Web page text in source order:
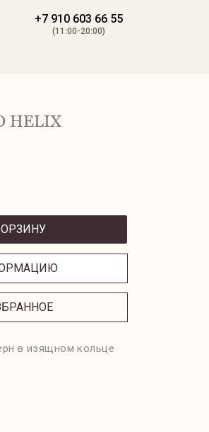
+7 910 603 66 55
(11:00-20:00)
в изящном кольце